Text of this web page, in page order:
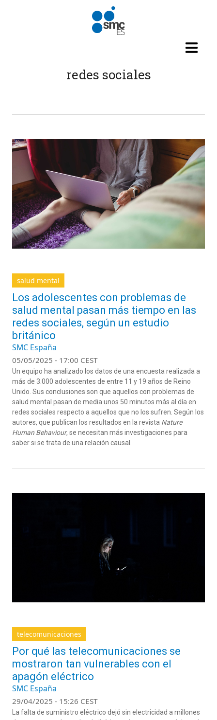
Pasar al contenido principal
redes sociales
salud mental
Los adolescentes con problemas de
salud mental pasan más tiempo en las
redes sociales, según un estudio
británico
SMC España
05/05/2025 - 17:00 CEST
Un equipo ha analizado los datos de una encuesta realizada a
más de 3.000 adolescentes de entre 11 y 19 años de Reino
Unido. Sus conclusiones son que aquellos con problemas de
salud mental pasan de media unos 50 minutos más al día en
redes sociales respecto a aquellos que no los sufren. Según los
autores, que publican los resultados en la revista Nature
Human Behaviour, se necesitan más investigaciones para
saber si se trata de una relación causal.
telecomunicaciones
Por qué las telecomunicaciones se
mostraron tan vulnerables con el
apagón eléctrico
SMC España
29/04/2025 - 15:26 CEST
La falta de suministro eléctrico dejó sin electricidad a millones